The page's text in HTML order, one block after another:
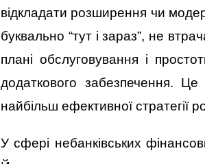
відкладати розширення чи
буквально “тут і зараз”, не
плані обслуговування і
додаткового забезпечення.
найбільш ефективної стратегії
У сфері небанківських